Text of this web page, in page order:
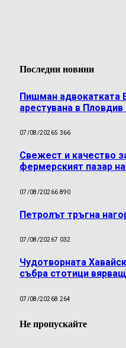
Последни новини
Пишман адвокатката
арестувана в
07/08/20265 366
Свежест и качество
фермерският пазар
07/08/20266 890
Петролът тръгна
07/08/20267 032
Чудотворната
събра стотици
07/08/20268 264
Не пропускайте